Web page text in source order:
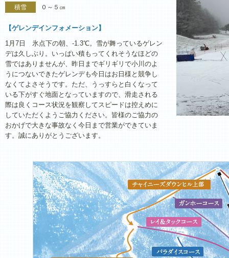
積雪
０～５㎝
【ゲレンデインフォメーション】
1月7日 氷点下の朝、-1.3℃。雪が舞っているゲレン
デは久しぶり。いっぱい積もってくれそうなほどの
雪ではありませんが、昨日までギリギリで小川のよ
うにつないできたゲレンデも今日はお日様と競争し
なくてよさそうです。ただ、うっすらと白くなって
いる下がすぐ地面となっていますので、滑走される
際は良くコース状況を観察してスピードは控えめに
していただくようご協力ください。皆様のご協力の
おかげで大きな事故なく今日まで営業ができていま
す。誠にありがとうございます。